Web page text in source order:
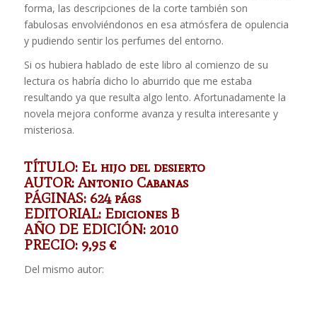
forma, las descripciones de la corte también son
fabulosas envolviéndonos en esa atmósfera de opulencia
y pudiendo sentir los perfumes del entorno.
Si os hubiera hablado de este libro al comienzo de su
lectura os habría dicho lo aburrido que me estaba
resultando ya que resulta algo lento. Afortunadamente la
novela mejora conforme avanza y resulta interesante y
misteriosa.
TÍTULO: El hijo del desierto
AUTOR: Antonio Cabanas
PÁGINAS: 624 págs
EDITORIAL: Ediciones B
AÑO DE EDICIÓN: 2010
PRECIO: 9,95 €
Del mismo autor: